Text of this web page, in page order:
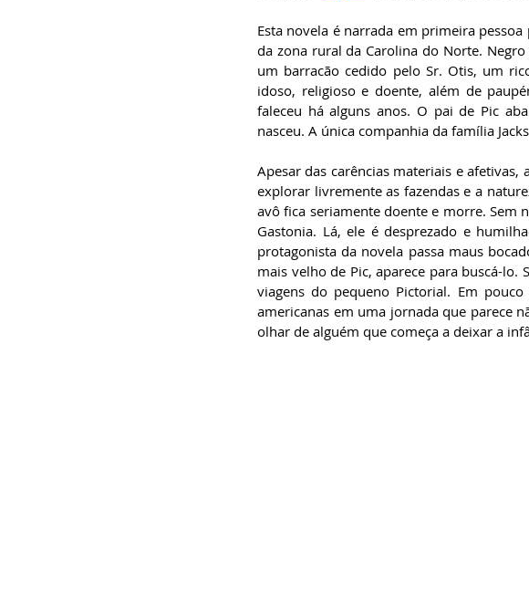
Esta novela é narrada em primeira
da zona rural da Carolina do Norte.
um barracão cedido pelo Sr. Otis, um
idoso, religioso e doente, além de
faleceu há alguns anos. O pai de Pic
nasceu. A única companhia da família
Apesar das carências materiais e
explorar livremente as fazendas e a
avô fica seriamente doente e morre. Sem
Gastonia. Lá, ele é desprezado e
protagonista da novela passa maus
mais velho de Pic, aparece para buscá-
viagens do pequeno Pictorial. Em
americanas em uma jornada que parece
olhar de alguém que começa a deixar a